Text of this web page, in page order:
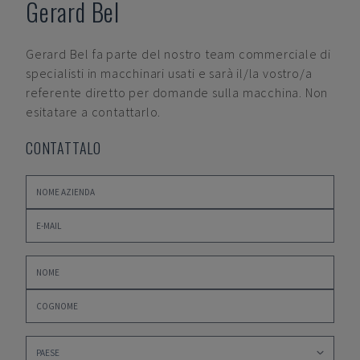
Gerard Bel
Gerard Bel fa parte del nostro team commerciale di
specialisti in macchinari usati e sarà il/la vostro/a
referente diretto per domande sulla macchina. Non
esitatare a contattarlo.
CONTATTALO